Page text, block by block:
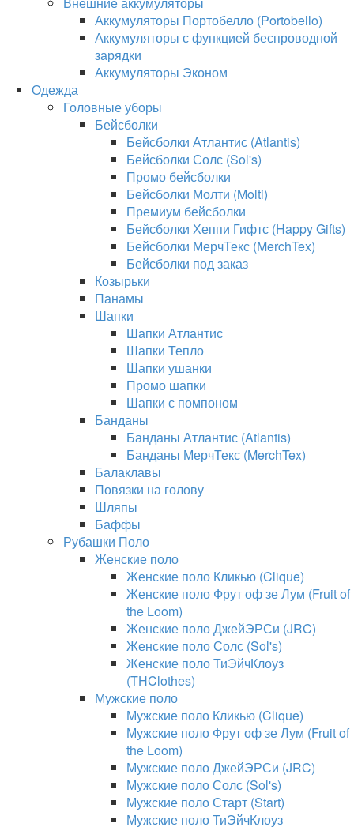
Аккумуляторы Портобелло (Portobello)
Аккумуляторы с функцией беспроводной
зарядки
Аккумуляторы Эконом
Одежда
Головные уборы
Бейсболки
Бейсболки Атлантис (Atlantis)
Бейсболки Солс (Sol's)
Промо бейсболки
Бейсболки Молти (Molti)
Премиум бейсболки
Бейсболки Хеппи Гифтс (Happy Gifts)
Бейсболки МерчТекс (MerchTex)
Бейсболки под заказ
Козырьки
Панамы
Шапки
Шапки Атлантис
Шапки Тепло
Шапки ушанки
Промо шапки
Шапки с помпоном
Банданы
Банданы Атлантис (Atlantis)
Банданы МерчТекс (MerchTex)
Балаклавы
Повязки на голову
Шляпы
Баффы
Рубашки Поло
Женские поло
Женские поло Кликью (Clique)
Женские поло Фрут оф зе Лум (Fruit of
the Loom)
Женские поло ДжейЭРСи (JRC)
Женские поло Солс (Sol's)
Женские поло ТиЭйчКлоуз
(THClothes)
Мужские поло
Мужские поло Кликью (Clique)
Мужские поло Фрут оф зе Лум (Fruit of
the Loom)
Мужские поло ДжейЭРСи (JRC)
Мужские поло Солс (Sol's)
Мужские поло Старт (Start)
Мужские поло ТиЭйчКлоуз